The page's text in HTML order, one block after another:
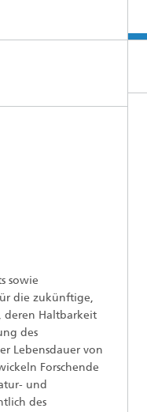
sowie
die zukünftige,
deren Haltbarkeit
des
Lebensdauer von
Forschende
und
des